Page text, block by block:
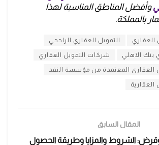
وأفضل المناطق المناسبة لهذا
بالمملكة.
العقاري التمويل العقاري الراجحي
بنك الاهلي شركات التمويل العقاري
العقاري المعتمدة من مؤسسة النقد
المقال السابق
الشروط والمزايا وطريقة الحصول